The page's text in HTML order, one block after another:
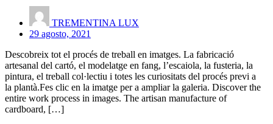
TREMENTINA LUX
29 agosto, 2021
Descobreix tot el procés de treball en imatges. La fabricació
artesanal del cartó, el modelatge en fang, l’escaiola, la fusteria, la
pintura, el treball col·lectiu i totes les curiositats del procés previ a
la plantà.Fes clic en la imatge per a ampliar la galeria. Discover the
entire work process in images. The artisan manufacture of
cardboard, […]